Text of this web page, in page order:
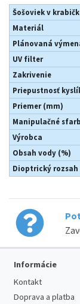
Šošoviek v
Materiál
Plánovaná
UV filter
Zakrivenie
Priepustnosť
Priemer (mm)
Manipulačné
Výrobca
Obsah vody (%)
Dioptrický rozsah
Informácie
Kontakt
Doprava a platba